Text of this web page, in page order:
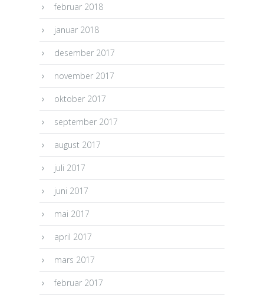
februar 2018
januar 2018
desember 2017
november 2017
oktober 2017
september 2017
august 2017
juli 2017
juni 2017
mai 2017
april 2017
mars 2017
februar 2017